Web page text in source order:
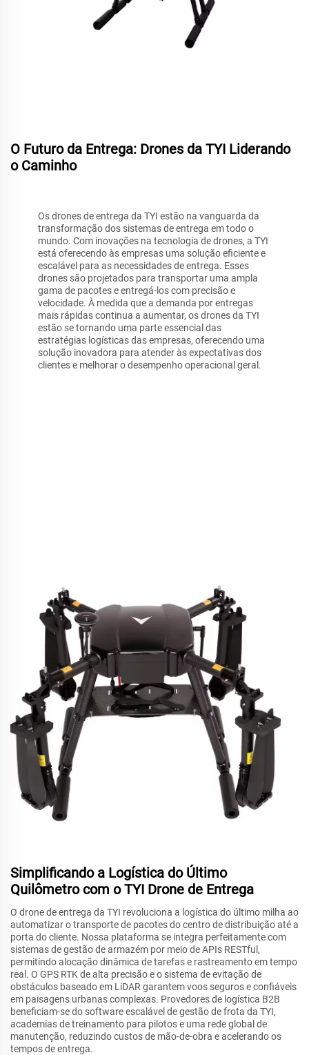
O Futuro da Entrega: Drones da TYI Liderando
o Caminho
Os drones de entrega da TYI estão na vanguarda da
transformação dos sistemas de entrega em todo o
mundo. Com inovações na tecnologia de drones, a TYI
está oferecendo às empresas uma solução eficiente e
escalável para as necessidades de entrega. Esses
drones são projetados para transportar uma ampla
gama de pacotes e entregá-los com precisão e
velocidade. À medida que a demanda por entregas
mais rápidas continua a aumentar, os drones da TYI
estão se tornando uma parte essencial das
estratégias logísticas das empresas, oferecendo uma
solução inovadora para atender às expectativas dos
clientes e melhorar o desempenho operacional geral.
Simplificando a Logística do Último
Quilômetro com o TYI Drone de Entrega
O drone de entrega da TYI revoluciona a logística do último milha ao
automatizar o transporte de pacotes do centro de distribuição até a
porta do cliente. Nossa plataforma se integra perfeitamente com
sistemas de gestão de armazém por meio de APIs RESTful,
permitindo alocação dinâmica de tarefas e rastreamento em tempo
real. O GPS RTK de alta precisão e o sistema de evitação de
obstáculos baseado em LiDAR garantem voos seguros e confiáveis
em paisagens urbanas complexas. Provedores de logística B2B
beneficiam-se do software escalável de gestão de frota da TYI,
academias de treinamento para pilotos e uma rede global de
manutenção, reduzindo custos de mão-de-obra e acelerando os
tempos de entrega.